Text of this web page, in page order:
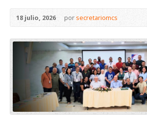
18 julio, 2026 por secretariomcs